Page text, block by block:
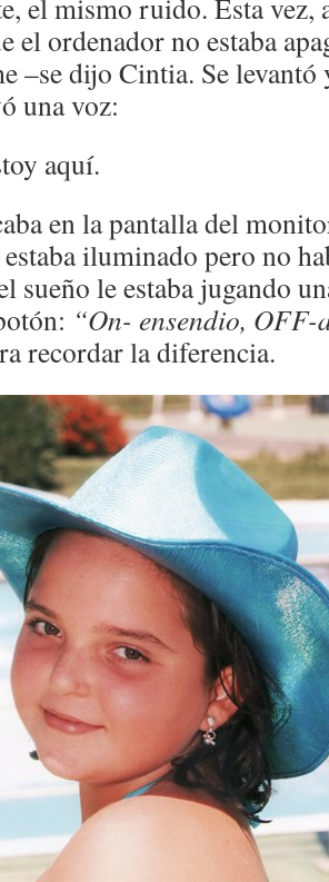
el mismo ruido. Esta vez,
el ordenador no estaba
–se dijo Cintia. Se
una voz:
aquí.
en la pantalla del
iluminado pero no
sueño le estaba jugando
“On- ensendio,
recordar la diferencia.